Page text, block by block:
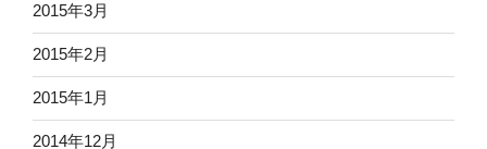
2015年3月
2015年2月
2015年1月
2014年12月